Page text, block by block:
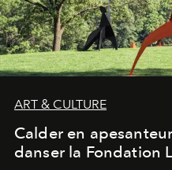
ART & CULTURE
Calder en
danser la Fondation